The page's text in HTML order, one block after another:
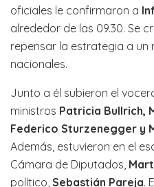
oficiales le confirmaron a
alrededor de las 09.30. Se
repensar la estrategia a un
nacionales.
Junto a él subieron el
ministros Patricia Bullrich,
Federico Sturzenegger y
Además, estuvieron en el
Cámara de Diputados,
político, Sebastián Pareja.